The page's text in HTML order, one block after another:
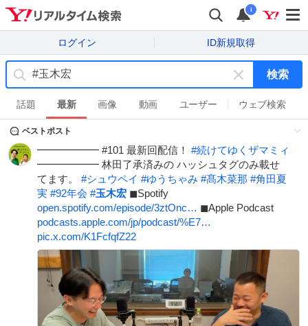
i
ログイン ID新規取得
キ
ー
ワ
ド
を
消
検索
話題 最新 画像 動画 ユーザー ウェブ検索
ベストポスト
━━━━━━ #101 最新回配信！ #続けてゆくザマミィ
━━━━━━ 林田了承済みの ハッシュタグのみ載せ
てます。 #シュウペイ #ゆうちゃみ #髙木菜那 #角田夏
実 #92年会 #玉木宏 ◼︎Spotify
open.spotify.com/episode/3ztOnc… ◼︎Apple Podcast
podcasts.apple.com/jp/podcast/%E7…
pic.x.com/K1FcfqfZ22